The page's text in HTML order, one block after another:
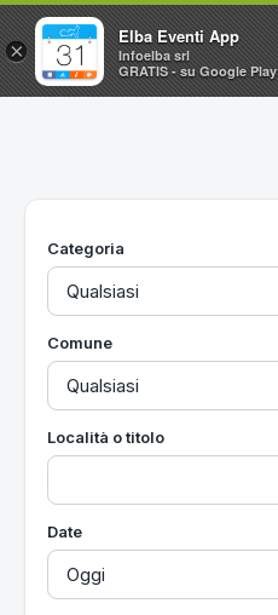
Home
Utilità
Categoria
Comune
Località o titolo
Date
×
Elba Eventi App
Infoelba srl
GRATIS - su Google Play